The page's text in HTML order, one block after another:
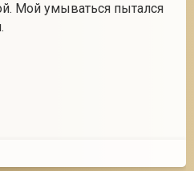
Мой умываться пытался